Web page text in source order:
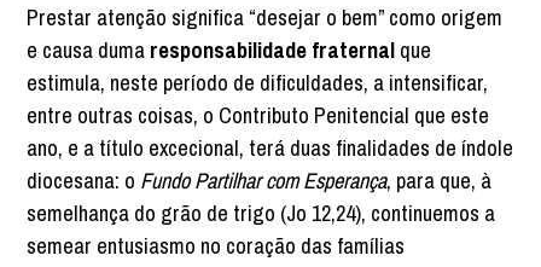
Prestar atenção significa “desejar o bem” como origem
e causa duma responsabilidade fraternal que
estimula, neste período de dificuldades, a intensificar,
entre outras coisas, o Contributo Penitencial que este
ano, e a título excecional, terá duas finalidades de índole
diocesana: o Fundo Partilhar com Esperança, para que, à
semelhança do grão de trigo (Jo 12,24), continuemos a
semear entusiasmo no coração das famílias